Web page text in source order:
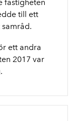
fastigheten
till ett
ett andra
2017 var